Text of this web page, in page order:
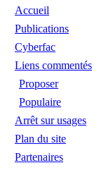
Accueil
Publications
Cyberfac
Liens commentés
Proposer
Populaire
Arrêt sur usages
Plan du site
Partenaires